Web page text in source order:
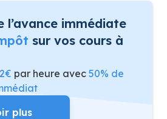
l’avance immédiate
sur vos cours à
par heure avec 50% de
plus